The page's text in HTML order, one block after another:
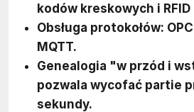
kodów kreskowych i
Obsługa protokołów:
MQTT.
Genealogia "w przód i
pozwala wycofać partie
sekundy.